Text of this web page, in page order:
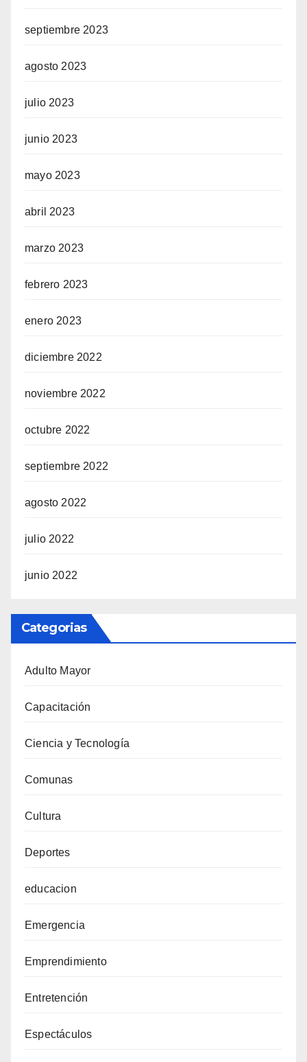
septiembre 2023
agosto 2023
julio 2023
junio 2023
mayo 2023
abril 2023
marzo 2023
febrero 2023
enero 2023
diciembre 2022
noviembre 2022
octubre 2022
septiembre 2022
agosto 2022
julio 2022
junio 2022
Categorias
Adulto Mayor
Capacitación
Ciencia y Tecnología
Comunas
Cultura
Deportes
educacion
Emergencia
Emprendimiento
Entretención
Espectáculos